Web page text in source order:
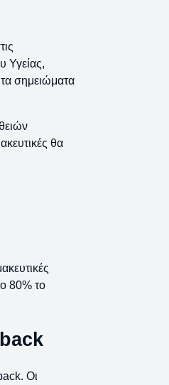
Υγείας,
τα σημειώματα
θα
80% το
Οι